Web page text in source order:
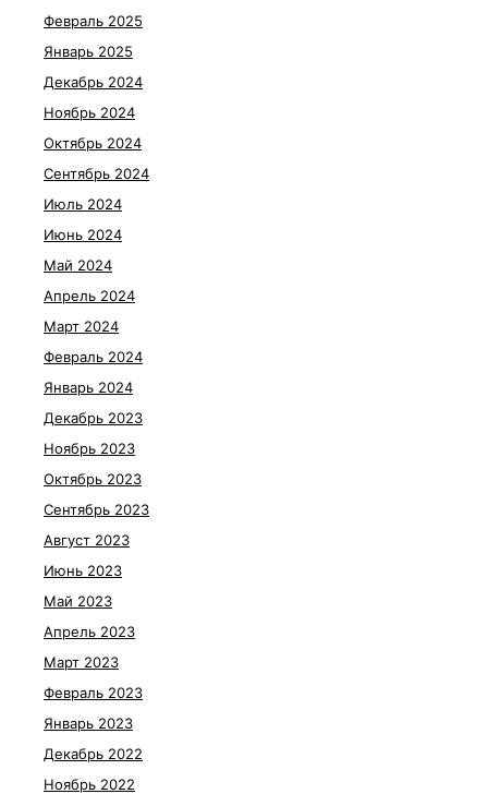
Февраль 2025
Январь 2025
Декабрь 2024
Ноябрь 2024
Октябрь 2024
Сентябрь 2024
Июль 2024
Июнь 2024
Май 2024
Апрель 2024
Март 2024
Февраль 2024
Январь 2024
Декабрь 2023
Ноябрь 2023
Октябрь 2023
Сентябрь 2023
Август 2023
Июнь 2023
Май 2023
Апрель 2023
Март 2023
Февраль 2023
Январь 2023
Декабрь 2022
Ноябрь 2022